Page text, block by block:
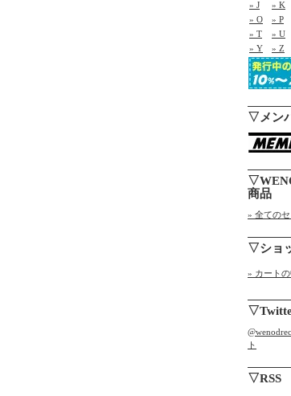
» J
» K
» O
» P
» T
» U
» Y
» Z
▽メン
商品
» 全ての
▽ショ
» カート
ト
▽RSS